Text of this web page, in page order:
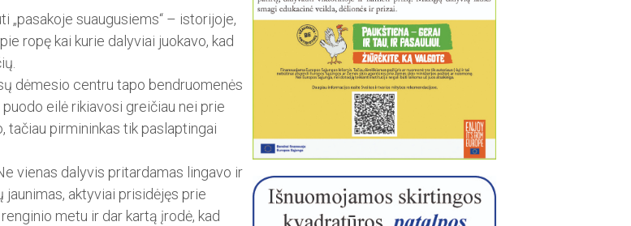
„pasakoje suaugusiems“ – istorijoje,
ropę kai kurie dalyviai juokavo, kad
dėmesio centru tapo bendruomenės
eilė rikiavosi greičiau nei prie
tačiau pirmininkas tik paslaptingai
vienas dalyvis pritardamas lingavo ir
aktyviai prisidėjęs prie
metu ir dar kartą įrodė, kad